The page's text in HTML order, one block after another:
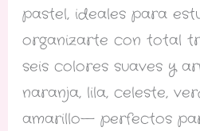
pastel, ideales para
organizarte con total
seis colores suaves y
naranja, lila, celeste,
amarillo— perfectos